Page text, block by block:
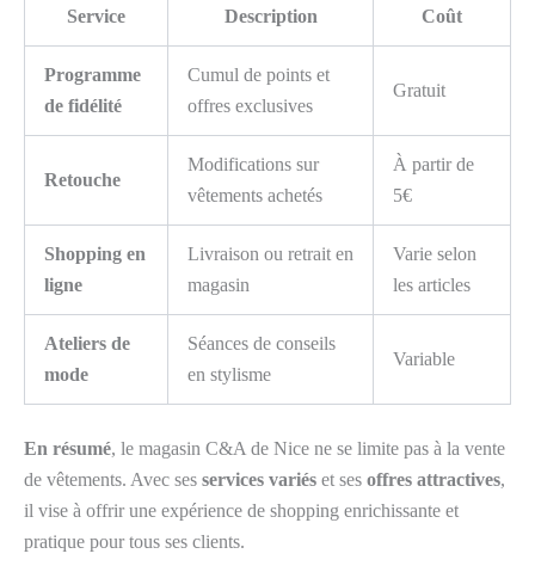
Service Description Coût
Programme
de fidélité
Cumul de points et
offres exclusives
Gratuit
Retouche
Modifications sur
vêtements achetés
À partir de
5€
Shopping en
ligne
Livraison ou retrait en
magasin
Varie selon
les articles
Ateliers de
mode
Séances de conseils
en stylisme
Variable
En résumé, le magasin C&A de Nice ne se limite pas à la vente
de vêtements. Avec ses services variés et ses offres attractives,
il vise à offrir une expérience de shopping enrichissante et
pratique pour tous ses clients.